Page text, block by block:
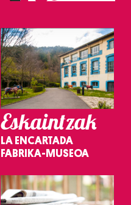
Eskaintzak
LA ENCARTADA
FABRIKA-MUSEOA